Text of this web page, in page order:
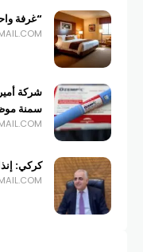
“غرفة
سمنة
كركي: